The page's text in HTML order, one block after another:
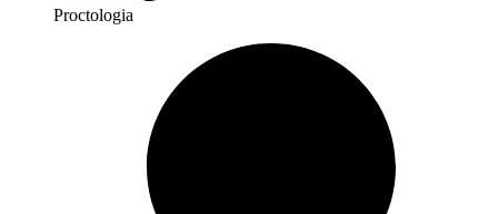
Proctologia